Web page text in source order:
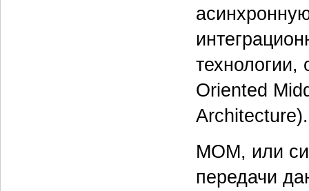
Oriented
Architecture).
МОМ, или
передачи